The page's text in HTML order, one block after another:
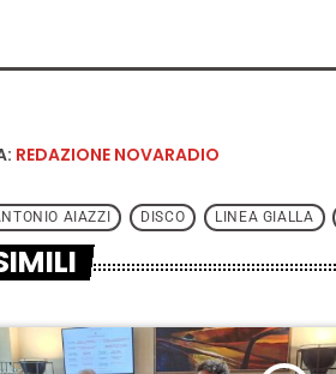
REDAZIONE NOVARADIO
AIAZZI DISCO LINEA GIALLA